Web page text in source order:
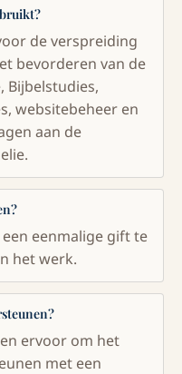
de verspreiding
bevorderen van de
Bijbelstudies,
websitebeheer en
aan de
eenmalige gift te
het werk.
ervoor om het
met een